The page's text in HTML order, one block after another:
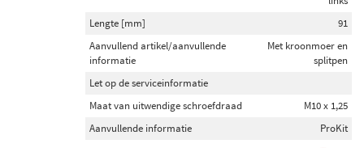
Lengte [mm]
91
Aanvullend artikel/aanvullende
informatie
Met kroonmoer en
splitpen
Let op de serviceinformatie
Maat van uitwendige schroefdraad
M10 x 1,25
Aanvullende informatie
ProKit